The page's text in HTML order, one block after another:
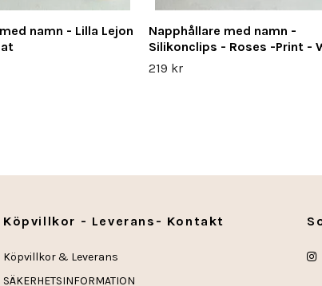
namn - Lilla Lejon
Napphållare med namn -
Silikonclips - Roses -Print -
219 kr
Köpvillkor - Leverans- Kontakt
Köpvillkor & Leverans
SÄKERHETSINFORMATION